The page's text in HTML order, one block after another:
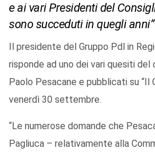
e ai vari Presidenti del
sono succeduti in quegli anni”
Il presidente del Gruppo Pdl in
risponde ad uno dei vari quesiti del
Paolo Pesacane e pubblicati su “Il
venerdì 30 settembre.
“Le numerose domande che
Pagliuca – relativamente alla